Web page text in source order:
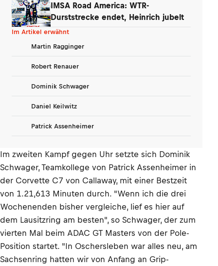
IMSA Road America: WTR-
Durststrecke endet, Heinrich jubelt
Im Artikel erwähnt
Martin Ragginger
Robert Renauer
Dominik Schwager
Daniel Keilwitz
Patrick Assenheimer
Im zweiten Kampf gegen Uhr setzte sich Dominik
Schwager, Teamkollege von Patrick Assenheimer in
der Corvette C7 von Callaway, mit einer Bestzeit
von 1.21,613 Minuten durch. "Wenn ich die drei
Wochenenden bisher vergleiche, lief es hier auf
dem Lausitzring am besten", so Schwager, der zum
vierten Mal beim ADAC GT Masters von der Pole-
Position startet. "In Oschersleben war alles neu, am
Sachsenring hatten wir von Anfang an Grip-